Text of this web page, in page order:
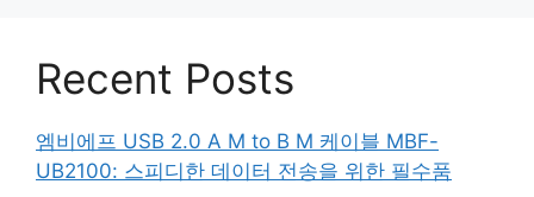
Recent Posts
엠비에프 USB 2.0 A M to B M 케이블 MBF-
UB2100: 스피디한 데이터 전송을 위한 필수품